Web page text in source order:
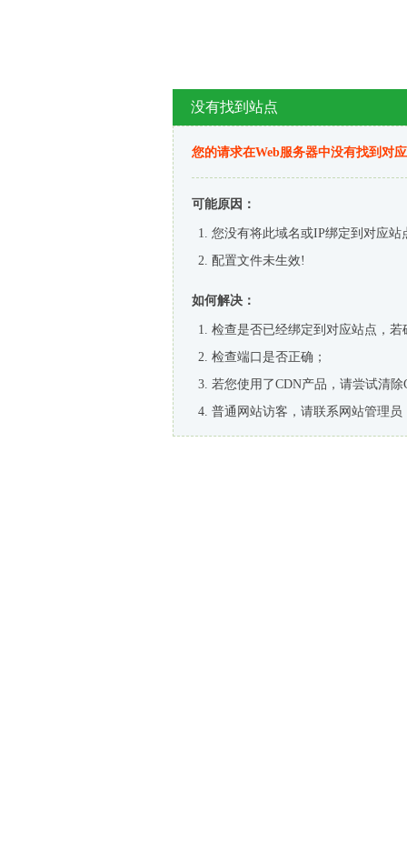
没有找到站点
您的请求在Web服务器中没有找到对
可能原因：
您没有将此域名或IP绑定到对应站
配置文件未生效!
如何解决：
检查是否已经绑定到对应站点，
检查端口是否正确；
若您使用了CDN产品，请尝试清除
普通网站访客，请联系网站管理员